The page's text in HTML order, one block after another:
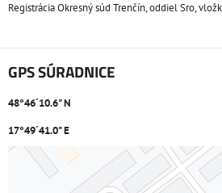
Registrácia Okresný súd Trenčín, oddiel Sro,
GPS SÚRADNICE
48°46´10.6" N
17°49´41.0" E